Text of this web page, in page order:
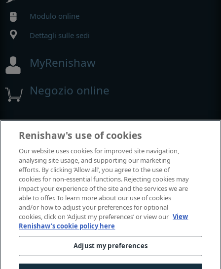
Modulo online
Dettagli sulle sedi
MyRenishaw
Negozio online
Fiere e conferenze
Renishaw partecipa a questi eventi
© 2001–2026 Renishaw plc. Tutti i diritti riservati.
Renishaw's use of cookies
Our website uses cookies for improved site navigation,
analysing site usage, and supporting our marketing
efforts. By clicking ‘Allow all’, you agree to the use of
cookies for non-essential functions. Rejecting cookies may
impact your experience of the site and the services we are
able to offer. To learn more about our use of cookies
and/or how to adjust your preferences for optional
cookies, click on ‘Adjust my preferences’ or view our View
Renishaw's cookie policy here
Adjust my preferences